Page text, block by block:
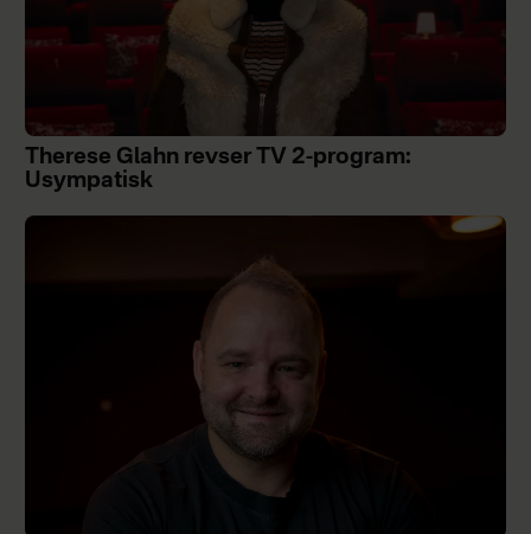
Therese Glahn revser TV 2-program:
Usympatisk